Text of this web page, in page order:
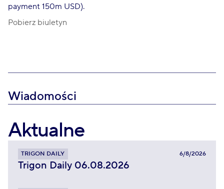
payment 150m USD).
Pobierz biuletyn
Wiadomości
Aktualne
TRIGON DAILY 6/8/2026
Trigon Daily 06.08.2026